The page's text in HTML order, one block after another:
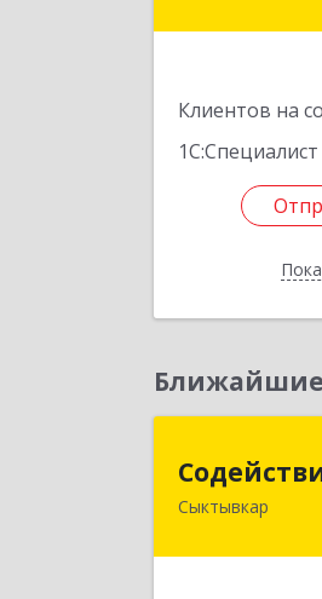
Клиентов на
1С:Специалист
Ближайшие
Сыктывкар167004,